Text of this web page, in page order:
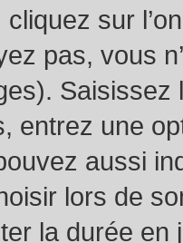
sur
pas, vous
entrez une
aussi
lors de
la durée